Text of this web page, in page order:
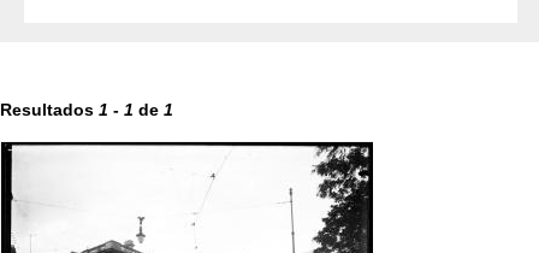
Resultados 1 - 1 de 1